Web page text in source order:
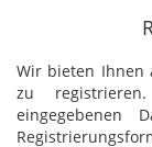
Wir bieten Ihnen
zu
eingegebenen